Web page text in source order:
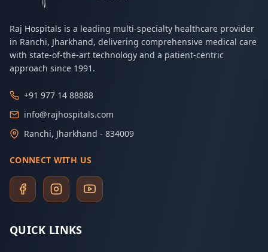
Raj Hospitals is a leading multi-specialty healthcare provider
in Ranchi, Jharkhand, delivering comprehensive medical care
with state-of-the-art technology and a patient-centric
approach since 1991.
+91 977 14 88888
info@rajhospitals.com
Ranchi, Jharkhand - 834009
CONNECT WITH US
QUICK LINKS